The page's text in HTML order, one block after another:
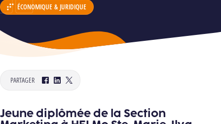
DÉPARTEMENT :
ÉCONOMIQUE & JURIDIQUE
PARTAGER
Facebook
LinkedInTwitter
Jeune diplômée de la Section